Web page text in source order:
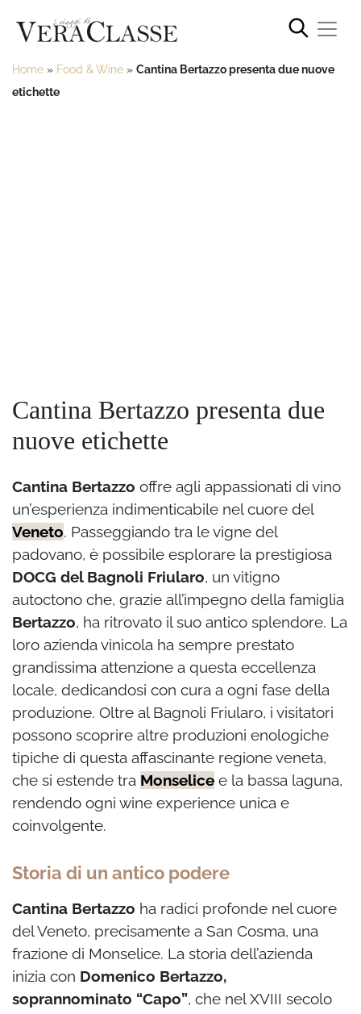
Home » Food & Wine » Cantina Bertazzo presenta due nuove
etichette
Cantina Bertazzo presenta due
nuove etichette
Cantina Bertazzo offre agli appassionati di vino
un’esperienza indimenticabile nel cuore del
Veneto. Passeggiando tra le vigne del
padovano, è possibile esplorare la prestigiosa
DOCG del Bagnoli Friularo, un vitigno
autoctono che, grazie all’impegno della famiglia
Bertazzo, ha ritrovato il suo antico splendore. La
loro azienda vinicola ha sempre prestato
grandissima attenzione a questa eccellenza
locale, dedicandosi con cura a ogni fase della
produzione. Oltre al Bagnoli Friularo, i visitatori
possono scoprire altre produzioni enologiche
tipiche di questa affascinante regione veneta,
che si estende tra Monselice e la bassa laguna,
rendendo ogni wine experience unica e
coinvolgente.
Storia di un antico podere
Cantina Bertazzo ha radici profonde nel cuore
del Veneto, precisamente a San Cosma, una
frazione di Monselice. La storia dell’azienda
inizia con Domenico Bertazzo,
soprannominato “Capo”, che nel XVIII secolo